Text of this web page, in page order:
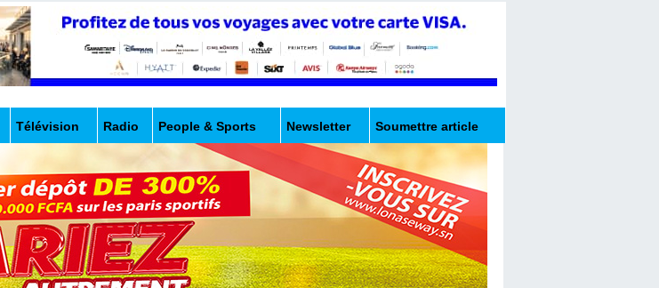
Télévision Radio People & Sports Newsletter Soumettre article